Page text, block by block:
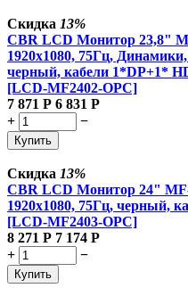
Скидка 13%
CBR LCD Монитор 23,8"
1920x1080, 75Гц,
черный, кабели 1*DP+1*
[LCD-MF2402-OPC]
7 871 Р 6 831 Р
+
−
Купить
Скидка 13%
CBR LCD Монитор 24"
1920x1080, 75Гц, черный,
[LCD-MF2403-OPC]
8 271 Р 7 174 Р
+
−
Купить